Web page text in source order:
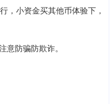
，小资金买其他币体验下，
意防骗防欺诈。